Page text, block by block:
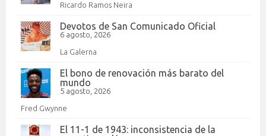
Ricardo Ramos Neira
Devotos de San Comunicado Oficial
6 agosto, 2026
La Galerna
El bono de renovación más barato del
mundo
5 agosto, 2026
Fred Gwynne
El 11-1 de 1943: inconsistencia de la